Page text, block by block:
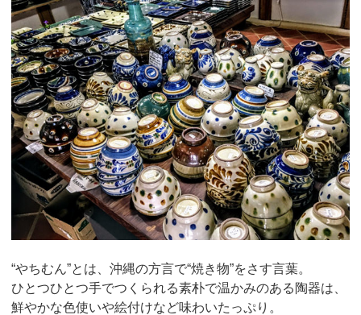
“やちむん”とは、沖縄の方言で“焼き物”をさす言葉。
ひとつひとつ手でつくられる素朴で温かみのある陶器は、
鮮やかな色使いや絵付けなど味わいたっぷり。